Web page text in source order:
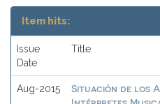
Item hits:
Issue
Date
Title
Aug-2015
Situación de los